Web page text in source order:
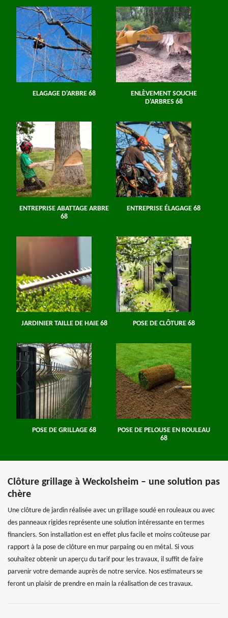
ELAGAGE D'ARBRE 68
ENLÈVEMENT SOUCHE
D'ARBRES 68
ENTREPRISE ABATTAGE ARBRE
68
ENTREPRISE ÉLAGAGE 68
JARDINIER TAILLE DE HAIE 68 POSE DE CLÔTURE 68
POSE DE GRILLAGE 68
POSE DE PELOUSE EN ROULEAU
68
Clôture grillage à Weckolsheim – une solution pas
chère
Une clôture de jardin réalisée avec un grillage soudé en rouleaux ou avec
des panneaux rigides représente une solution intéressante en termes
financiers. Son installation est en effet plus facile et moins coûteuse par
rapport à la pose de clôture en mur parpaing ou en métal. Si vous
souhaitez obtenir un aperçu du tarif pour les travaux, il suffit de faire
parvenir votre demande auprès de notre service. Nos estimateurs se
feront un plaisir de prendre en main la réalisation de ces travaux.